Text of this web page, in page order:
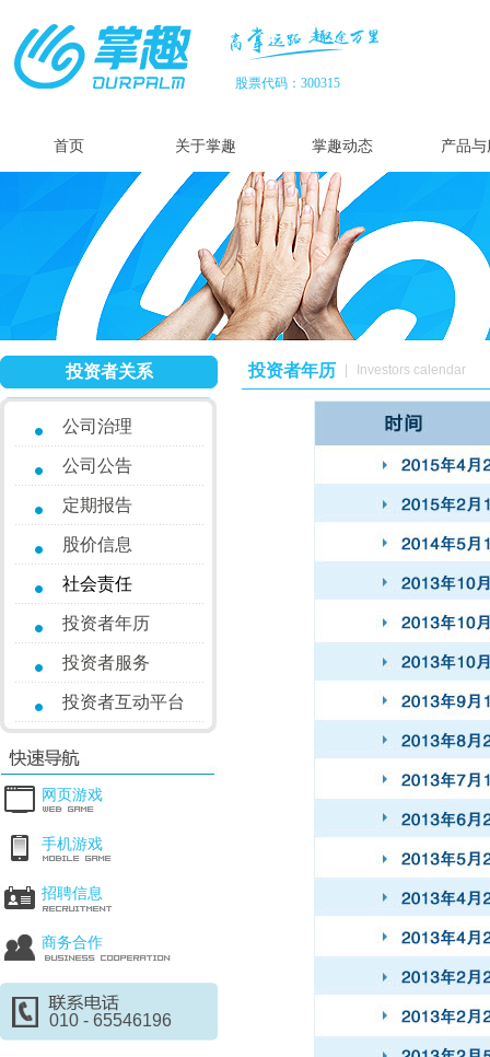
股票代码：300315
首页 关于掌趣 掌趣动态 产品与
投资者关系
公司治理
公司公告
定期报告
股价信息
社会责任
投资者年历
投资者服务
投资者互动平台
网页游戏
手机游戏
招聘信息
商务合作
010 - 65546196
投资者年历 Investors calendar